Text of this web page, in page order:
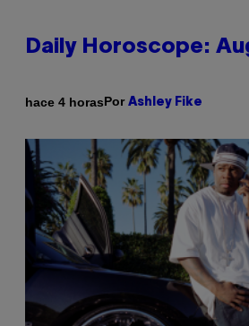
Daily Horoscope:
hace 4 horasPor Ashley Fike